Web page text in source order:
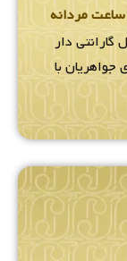
ساعت مردانه
دار
جواهریان با